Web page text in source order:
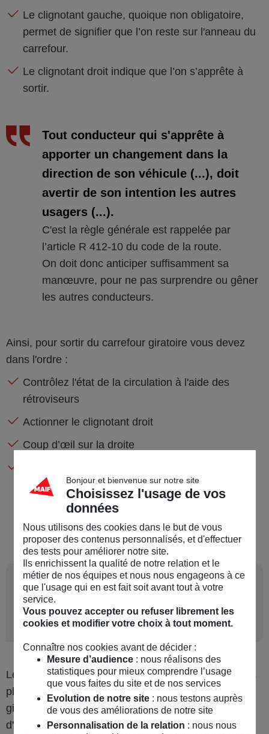
Le clignotant gauche, quoique non obligatoire,
permet de signifier que l’on reste sur l'anneau du
carrefour.
Le clignotant droit indique que l’on s’apprête à
sortir.
Tout conducteur qui s'apprête à
apporter un changement dans la
direction de son véhicule (...), doit
avertir de son intention les autres
usagers (...).
C'est la règle générale est rappelée par
l’article R 412-10 du code de la route.
On doit donc anticiper suffisamment sa
manœuvre, pour ne pas surprendre ou gêner
les autres conducteurs.
Ainsi, pour sortir du carrefour giratoire vous devez
dans l'ordre :
Contrôlez l'état de la circulation à l'aide des
rétroviseurs
Actionner le clignotant droit
Coup d’œil sur la droite
deux-roues ou un chauffard s’est peut-être
présenté dans l’intervalle).
3
Cycliste, comment circuler
sur un carrefour
giratoire ?
Les conducteurs de deux-roues sont les victimes les
plus fréquentes des accidents sur les carrefours
giratoires. Cela s’explique souvent par le défaut
d'attention des automobilistes et le profil de la
Bonjour et bienvenue sur notre site
Choisissez l'usage de vos
données
Nous utilisons des cookies dans le but de vous
proposer des contenus personnalisés, et d'effectuer
des tests pour améliorer notre site.
Ils enrichissent la qualité de notre relation et le
métier de nos équipes et nous nous engageons à ce
que l'usage qui en est fait soit avant tout à votre
service.
Vous pouvez accepter ou refuser librement les
cookies et modifier votre choix à tout moment.
Connaître nos cookies avant de décider :
Mesure d’audience: nous réalisons des
statistiques pour mieux comprendre l’usage
que vous faites du site et de nos services
Evolution de notre site: nous testons auprès
de vous des améliorations de notre site
Personnalisation de la relation : nous nous